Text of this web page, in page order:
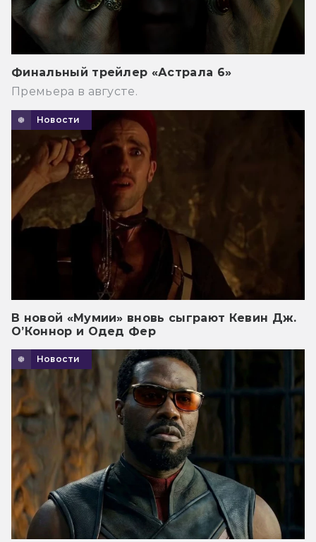
Финальный трейлер «Астрала 6»
Премьера в августе.
Новости
В новой «Мумии» вновь сыграют Кевин Дж.
О’Коннор и Одед Фер
Новости